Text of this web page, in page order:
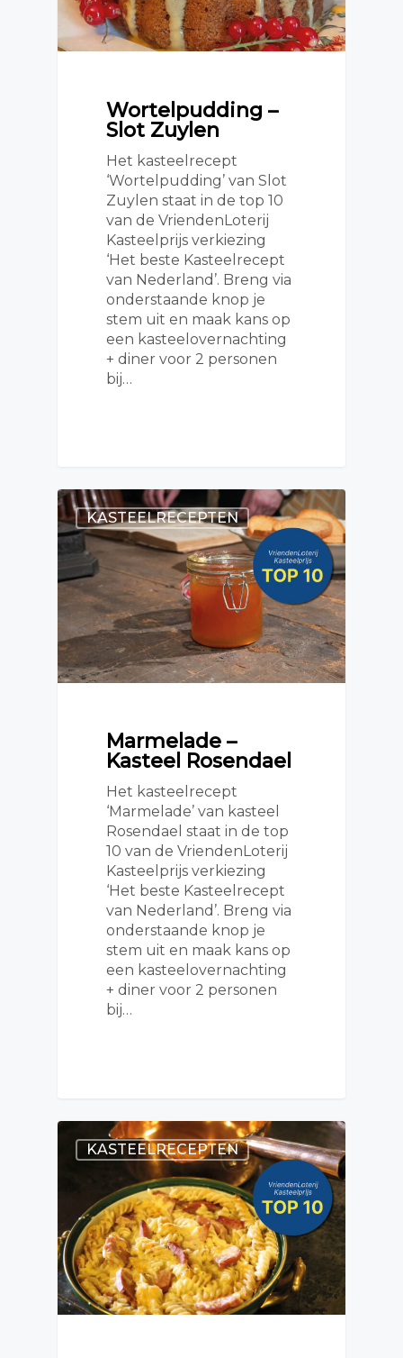
Wortelpudding –
Slot Zuylen
Het kasteelrecept
‘Wortelpudding’ van Slot
Zuylen staat in de top 10
van de VriendenLoterij
Kasteelprijs verkiezing
‘Het beste Kasteelrecept
van Nederland’. Breng via
onderstaande knop je
stem uit en maak kans op
een kasteelovernachting
+ diner voor 2 personen
bij…
KASTEELRECEPTEN
Marmelade –
Kasteel Rosendael
Het kasteelrecept
‘Marmelade’ van kasteel
Rosendael staat in de top
10 van de VriendenLoterij
Kasteelprijs verkiezing
‘Het beste Kasteelrecept
van Nederland’. Breng via
onderstaande knop je
stem uit en maak kans op
een kasteelovernachting
+ diner voor 2 personen
bij…
KASTEELRECEPTEN